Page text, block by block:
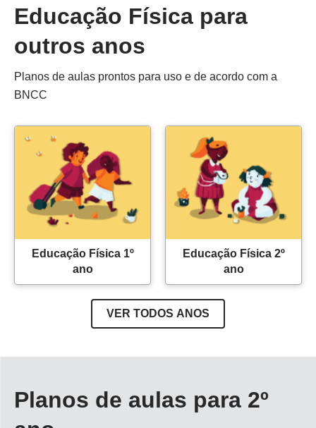
Educação Física para
outros anos
Planos de aulas prontos para uso e de acordo com a
BNCC
Educação Física 1º
ano
Educação Física 2º
ano
VER TODOS ANOS
Planos de aulas para 2º